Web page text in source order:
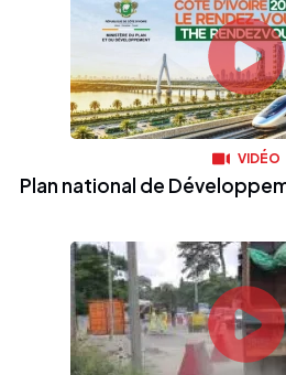
VIDÉO
Plan national de